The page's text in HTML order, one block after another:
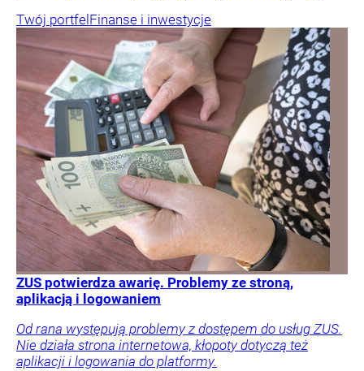
Twój portfel Finanse i inwestycje
ZUS potwierdza awarię. Problemy ze stroną,
aplikacją i logowaniem
Od rana występują problemy z dostępem do usług ZUS.
Nie działa strona internetowa, kłopoty dotyczą też
aplikacji i logowania do platformy.